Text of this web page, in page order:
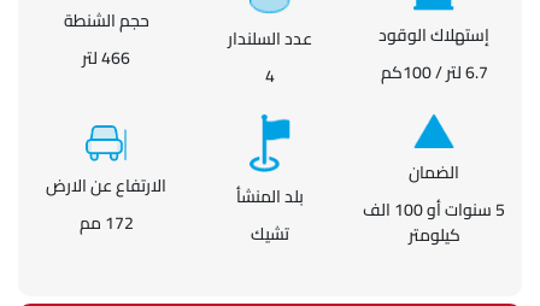
إستهلاك الوقود
6.7 لتر / 100كم
عدد السلندار
4
حجم الشنطة
466 لتر
الضمان
5 سنوات أو 100 الف
كيلومتر
بلد المنشأ
تشيك
الارتفاع عن الارض
172 مم